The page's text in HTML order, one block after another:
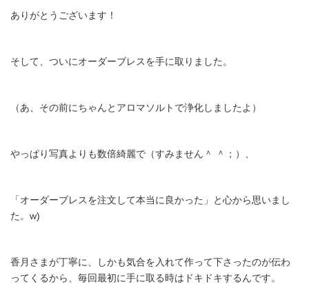
ありがとうございます！
そして、ついにオーダーブレスを手に取りました。
（あ、その前にちゃんとアロマソルトで浄化しましたよ）
やっぱり写真よりも数倍綺麗で（すみません＾ ＾；）、
「オーダーブレスを注文して本当に良かった」と心から思いまし
た。w)
香月さまが丁寧に、しかも気合を入れて作って下さったのが伝わ
ってくるから、毎回最初に手に取る時はドキドキするんです。